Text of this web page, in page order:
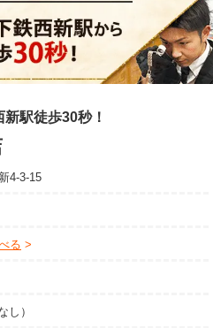
駅徒歩30秒！
4-3-15
る
し）